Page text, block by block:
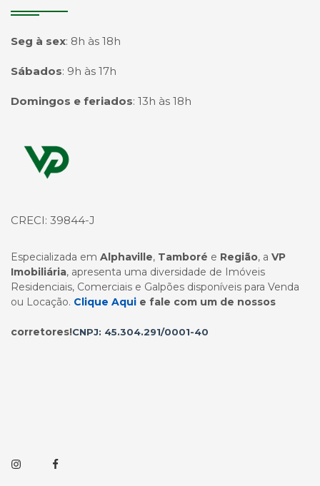
Seg à sex: 8h às 18h
Sábados: 9h às 17h
Domingos e feriados: 13h às 18h
Página inicial
CRECI: 39844-J
Especializada em Alphaville, Tamboré e Região, a VP
Imobiliária, apresenta uma diversidade de Imóveis
Residenciais, Comerciais e Galpões disponíveis para Venda
ou Locação. Clique Aqui e fale com um de nossos
corretores!CNPJ: 45.304.291/0001-40
InstagramFacebook